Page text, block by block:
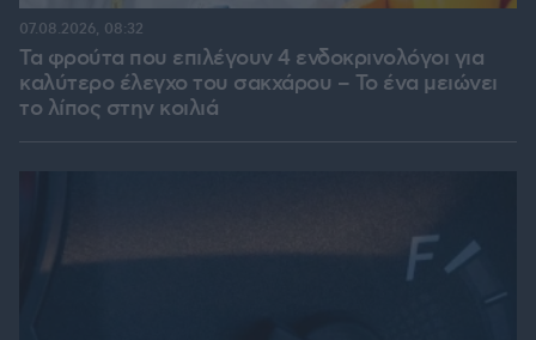
Τα φρούτα που επιλέγουν 4 ενδοκρινολόγοι για
καλύτερο έλεγχο του σακχάρου – Το ένα μειώνει
το λίπος στην κοιλιά
07.08.2026, 08:32